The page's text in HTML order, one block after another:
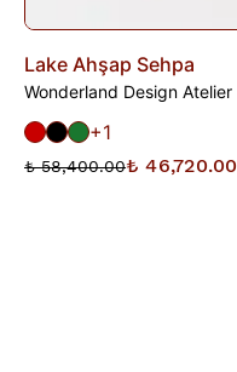
Lake Ahşap Sehpa
Wonderland Design Atelier
+1
₺ 58,400.00₺ 46,720.00